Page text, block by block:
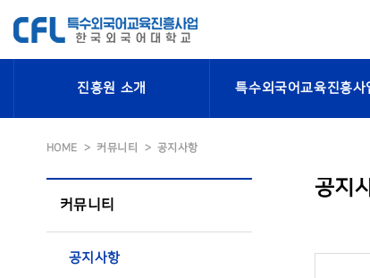
진흥원 소개 특수외국어교육진흥사
HOME 커뮤니티 공지사항
커뮤니티
공지사항
공지